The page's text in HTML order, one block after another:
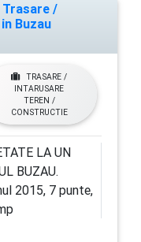
Trasare /
Buzau
TRASARE /
INTARUSARE
TEREN /
CONSTRUCTIE
LA UN
BUZAU.
2015, 7 punte,